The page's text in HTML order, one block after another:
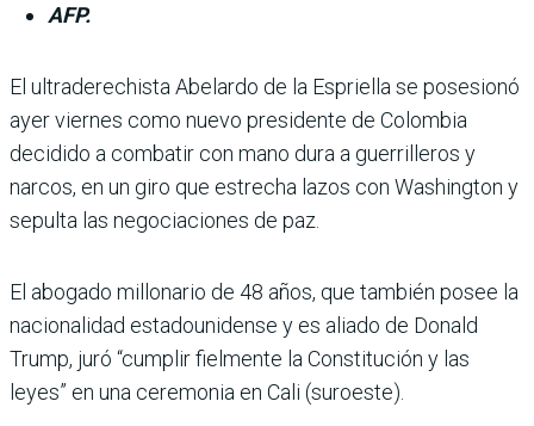
AFP.
El ultraderechista Abe­lardo de la Espriella se posesionó
ayer viernes como nuevo presi­dente de Colombia
decidido a combatir con mano dura a guerrilleros y
narcos, en un giro que estrecha lazos con Washington y
sepulta las negociaciones de paz.
El abogado millonario de 48 años, que también posee la
nacionalidad estadouni­dense y es aliado de Donald
Trump, juró “cumplir fiel­mente la Constitución y las
leyes” en una ceremonia en Cali (suroeste).